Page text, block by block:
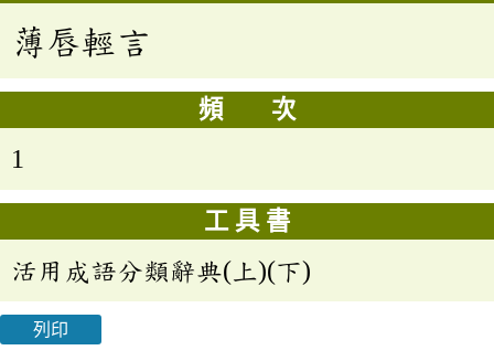
薄唇輕言
頻 次
1
工 具 書
活用成語分類辭典(上)(下)
列印